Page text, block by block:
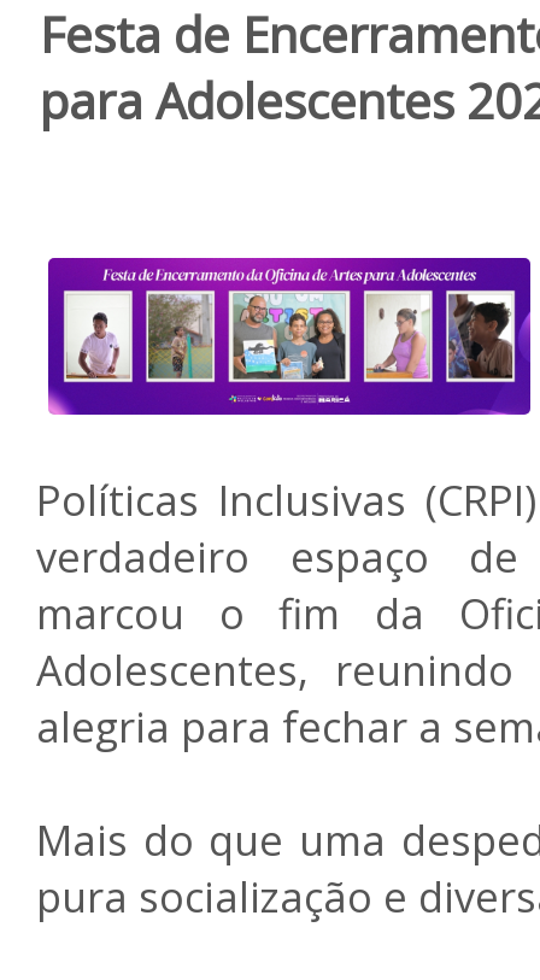
Festa de
para Adolescentes
Políticas Inclusivas
verdadeiro espaço
marcou o fim da
Adolescentes,
alegria para fechar a
Mais do que uma
pura socialização e